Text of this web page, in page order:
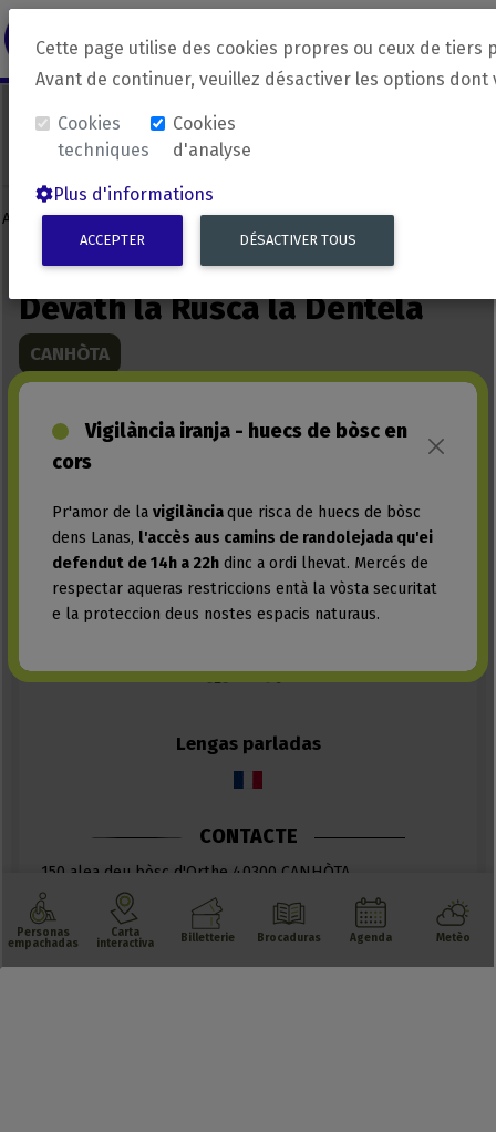
revirada Langue source Langue
Cette page utilise des cookies propres ou ceux de
Avant de continuer, veuillez désactiver les options dont
Cookies
techniques
Cookies
d'analyse
Plus d'informations
ACCEPTER DÉSACTIVER TOUS